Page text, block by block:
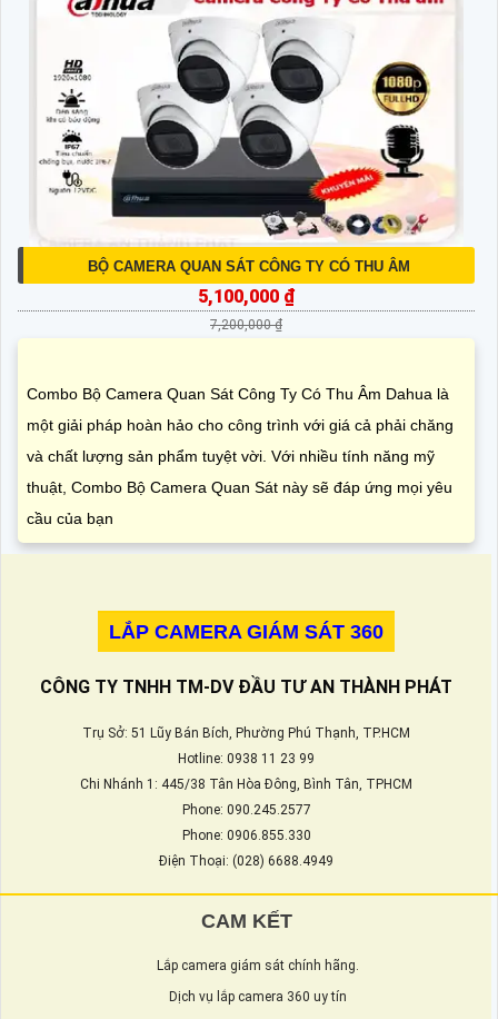
BỘ CAMERA QUAN SÁT CÔNG TY CÓ THU ÂM
5,100,000 ₫
7,200,000 ₫
Combo Bộ Camera Quan Sát Công Ty Có Thu Âm Dahua là
một giải pháp hoàn hảo cho công trình với giá cả phải chăng
và chất lượng sản phẩm tuyệt vời. Với nhiều tính năng mỹ
thuật, Combo Bộ Camera Quan Sát này sẽ đáp ứng mọi yêu
cầu của bạn
LẮP CAMERA GIÁM SÁT 360
CÔNG TY TNHH TM-DV ĐẦU TƯ AN THÀNH PHÁT
Trụ Sở: 51 Lũy Bán Bích, Phường Phú Thạnh, TP.HCM
Hotline: 0938 11 23 99
Chi Nhánh 1: 445/38 Tân Hòa Đông, Bình Tân, TPHCM
Phone: 090.245.2577
Phone: 0906.855.330
Điện Thoại: (028) 6688.4949
CAM KẾT
Lắp camera giám sát chính hãng.
Dịch vụ lắp camera 360 uy tín